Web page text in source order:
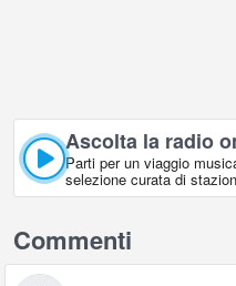
Ascolta la radio
Parti per un viaggio
selezione curata di
Commenti